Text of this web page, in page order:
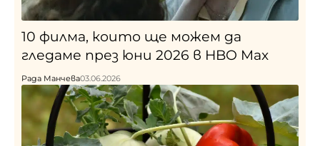
10 филма, които ще можем да
гледаме през юни 2026 в HBO Max
Рада Манчева03.06.2026